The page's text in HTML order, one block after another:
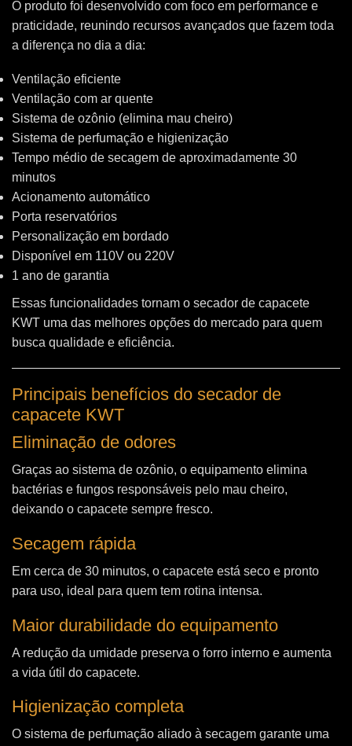
O produto foi desenvolvido com foco em performance e
praticidade, reunindo recursos avançados que fazem toda
a diferença no dia a dia:
Ventilação eficiente
Ventilação com ar quente
Sistema de ozônio (elimina mau cheiro)
Sistema de perfumação e higienização
Tempo médio de secagem de aproximadamente 30
minutos
Acionamento automático
Porta reservatórios
Personalização em bordado
Disponível em 110V ou 220V
1 ano de garantia
Essas funcionalidades tornam o secador de capacete
KWT uma das melhores opções do mercado para quem
busca qualidade e eficiência.
Principais benefícios do secador de
capacete KWT
Eliminação de odores
Graças ao sistema de ozônio, o equipamento elimina
bactérias e fungos responsáveis pelo mau cheiro,
deixando o capacete sempre fresco.
Secagem rápida
Em cerca de 30 minutos, o capacete está seco e pronto
para uso, ideal para quem tem rotina intensa.
Maior durabilidade do equipamento
A redução da umidade preserva o forro interno e aumenta
a vida útil do capacete.
Higienização completa
O sistema de perfumação aliado à secagem garante uma